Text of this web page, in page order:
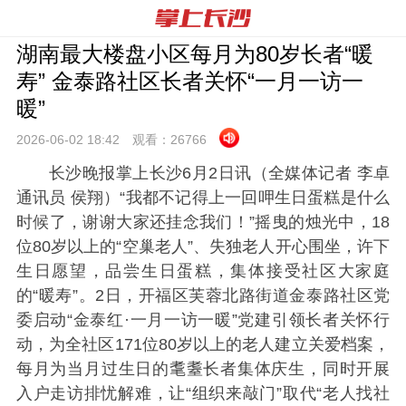
湖南最大楼盘小区每月为80岁长者“暖
寿” 金泰路社区长者关怀“一月一访一
暖”
2026-06-02 18:42 观看： 26766
长沙晚报掌上长沙6月2日讯（全媒体记者 李卓
通讯员 侯翔）“我都不记得上一回呷生日蛋糕是什么
时候了，谢谢大家还挂念我们！”摇曳的烛光中，18
位80岁以上的“空巢老人”、失独老人开心围坐，许下
生日愿望，品尝生日蛋糕，集体接受社区大家庭
的“暖寿”。2日，开福区芙蓉北路街道金泰路社区党
委启动“金泰红·一月一访一暖”党建引领长者关怀行
动，为全社区171位80岁以上的老人建立关爱档案，
每月为当月过生日的耄耋长者集体庆生，同时开展
入户走访排忧解难，让“组织来敲门”取代“老人找社